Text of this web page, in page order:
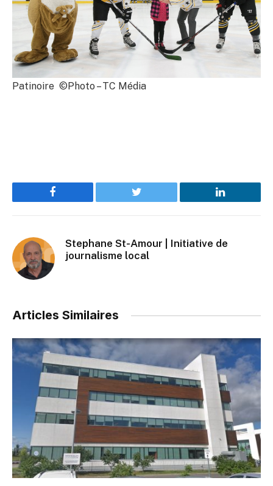
Patinoire ©Photo – TC Média
Facebook Twitter LinkedIn
Stephane St-Amour | Initiative de
journalisme local
Articles Similaires